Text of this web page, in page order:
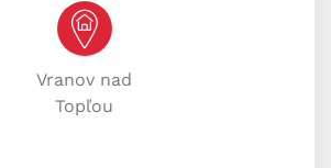
Vranov nad
Topľou